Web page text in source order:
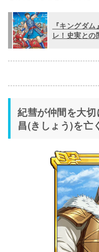
『キングダ
レ！史実と
紀彗が仲間を大
昌(きしょう)を亡